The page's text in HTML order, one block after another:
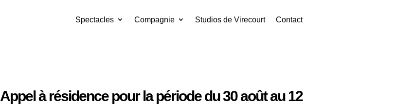
Spectacles Compagnie Studios de Virecourt Contact
Appel à résidence pour la période du 30 août au 12